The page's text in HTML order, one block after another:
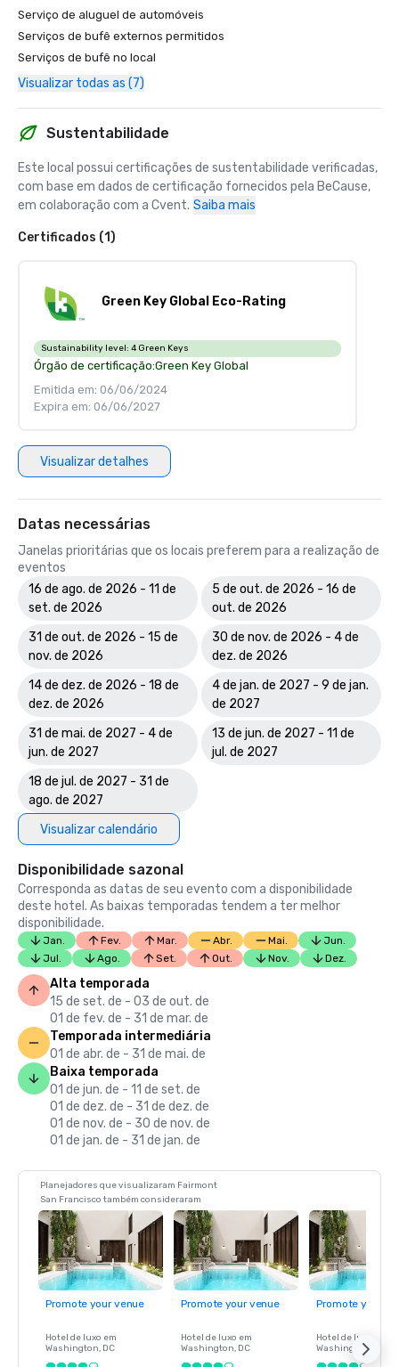
Serviço de aluguel de automóveis
Serviços de bufê externos permitidos
Serviços de bufê no local
Visualizar todas as (7)
Sustentabilidade
Este local possui certificações de sustentabilidade verificadas,
com base em dados de certificação fornecidos pela BeCause,
em colaboração com a Cvent. Saiba mais
Certificados (1)
Green Key Global Eco-Rating
Sustainability level: 4 Green Keys
Órgão de certificação:Green Key Global
Emitida em: 06/06/2024
Expira em: 06/06/2027
Visualizar detalhes
Datas necessárias
Janelas prioritárias que os locais preferem para a realização de
eventos
16 de ago. de 2026 - 11 de
set. de 2026
5 de out. de 2026 - 16 de
out. de 2026
31 de out. de 2026 - 15 de
nov. de 2026
30 de nov. de 2026 - 4 de
dez. de 2026
14 de dez. de 2026 - 18 de
dez. de 2026
4 de jan. de 2027 - 9 de jan.
de 2027
31 de mai. de 2027 - 4 de
jun. de 2027
13 de jun. de 2027 - 11 de
jul. de 2027
18 de jul. de 2027 - 31 de
ago. de 2027
Visualizar calendário
Disponibilidade sazonal
Corresponda as datas de seu evento com a disponibilidade
deste hotel. As baixas temporadas tendem a ter melhor
disponibilidade.
Jan. Fev. Mar. Abr. Mai.
Jun.
Jul.
Ago. Set. Out. Nov. Dez.
Alta temporada
15 de set. de - 03 de out. de
01 de fev. de - 31 de mar. de
Temporada intermediária
01 de abr. de - 31 de mai. de
Baixa temporada
01 de jun. de - 11 de set. de
01 de dez. de - 31 de dez. de
01 de nov. de - 30 de nov. de
01 de jan. de - 31 de jan. de
Planejadores que visualizaram Fairmont
San Francisco também consideraram
Promote your venue
Hotel de luxo em
Washington, DC
Promote your venue
Hotel de luxo em
Washington, DC
Promote your
Hotel de luxo em
Washington